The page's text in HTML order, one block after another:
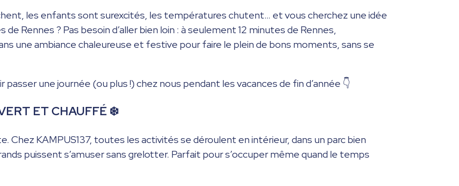
les enfants sont surexcités, les températures chutent… et vous cherchez une idée
Rennes ? Pas besoin d’aller bien loin : à seulement 12 minutes de Rennes,
une ambiance chaleureuse et festive pour faire le plein de bons moments, sans se
passer une journée (ou plus !) chez nous pendant les vacances de fin d’année 👇
ET CHAUFFÉ ❄️
Chez KAMPUS137, toutes les activités se déroulent en intérieur, dans un parc bien
puissent s’amuser sans grelotter. Parfait pour s’occuper même quand le temps